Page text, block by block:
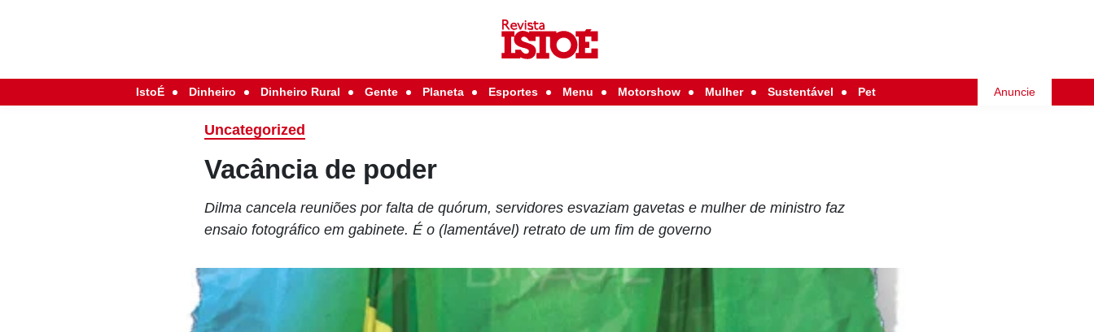
IstoÉ Dinheiro Dinheiro Rural Gente Planeta Esportes Menu Motorshow Mulher Sustentável Pet Anuncie
Uncategorized
Vacância de poder
Dilma cancela reuniões por falta de quórum, servidores esvaziam gavetas e mulher de ministro faz
ensaio fotográfico em gabinete. É o (lamentável) retrato de um fim de governo